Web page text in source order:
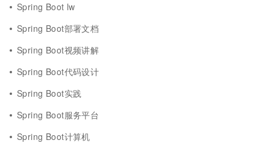
Spring Boot lw
Spring Boot部署文档
Spring Boot视频讲解
Spring Boot代码设计
Spring Boot实践
Spring Boot服务平台
Spring Boot计算机